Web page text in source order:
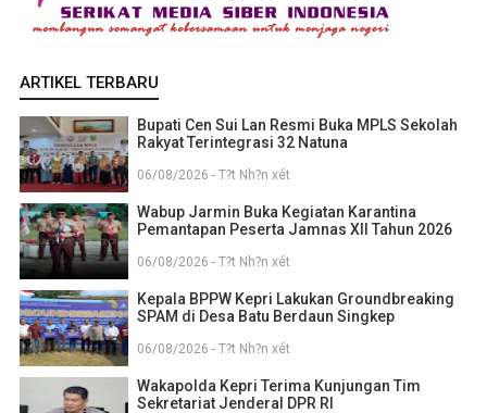
ARTIKEL TERBARU
Bupati Cen Sui Lan Resmi Buka MPLS Sekolah
Rakyat Terintegrasi 32 Natuna
06/08/2026 - T?t Nh?n xét
Wabup Jarmin Buka Kegiatan Karantina
Pemantapan Peserta Jamnas XII Tahun 2026
06/08/2026 - T?t Nh?n xét
Kepala BPPW Kepri Lakukan Groundbreaking
SPAM di Desa Batu Berdaun Singkep
06/08/2026 - T?t Nh?n xét
Wakapolda Kepri Terima Kunjungan Tim
Sekretariat Jenderal DPR RI